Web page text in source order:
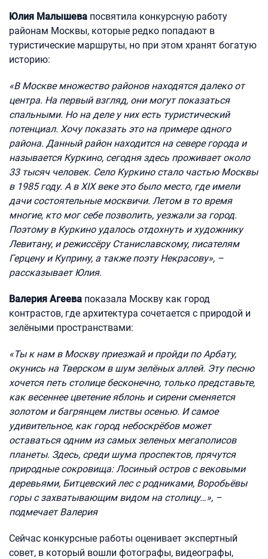
Юлия Малышева посвятила конкурсную работу
районам Москвы, которые редко попадают в
туристические маршруты, но при этом хранят богатую
историю:
«В Москве множество районов находятся далеко от
центра. На первый взгляд, они могут показаться
спальными. Но на деле у них есть туристический
потенциал. Хочу показать это на примере одного
района. Данный район находится на севере города и
называется Куркино, сегодня здесь проживает около
33 тысяч человек. Село Куркино стало частью Москвы
в 1985 году. А в XIX веке это было место, где имели
дачи состоятельные москвичи. Летом в то время
многие, кто мог себе позволить, уезжали за город.
Поэтому в Куркино удалось отдохнуть и художнику
Левитану, и режиссёру Станиславскому, писателям
Герцену и Куприну, а также поэту Некрасову», –
рассказывает Юлия.
Валерия Агеева показала Москву как город
контрастов, где архитектура сочетается с природой и
зелёными пространствами:
«Ты к нам в Москву приезжай и пройди по Арбату,
окунись на Тверском в шум зелёных аллей. Эту песню
хочется петь столице бесконечно, только представьте,
как весеннее цветение яблонь и сирени сменяется
золотом и багрянцем листвы осенью. И самое
удивительное, как город небоскрёбов может
оставаться одним из самых зеленых мегаполисов
планеты. Здесь, среди шума проспектов, прячутся
природные сокровища: Лосиный остров с вековыми
деревьями, Битцевский лес с родниками, Воробьёвы
горы с захватывающим видом на столицу…», –
подмечает Валерия
Сейчас конкурсные работы оценивает экспертный
совет, в который вошли фотографы, видеографы,